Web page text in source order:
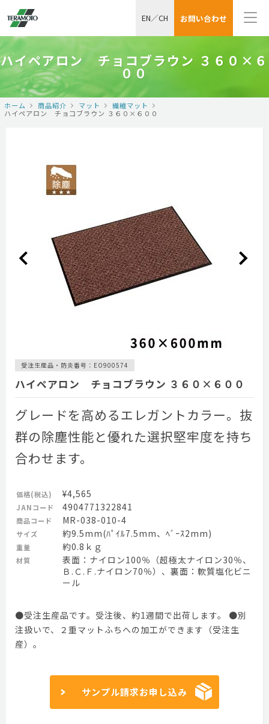
お問い合わせ
EN／CH
ハイペアロン チョコブラウン ３６０×６
００
ホーム 商品紹介 マット
繊維マット
ハイペアロン チョコブラウン ３６０×６００
受注生産品・防炎番号：EO900574
ハイペアロン チョコブラウン ３６０×６００
グレードを高めるエレガントカラー。抜
群の除塵性能と優れた選択堅牢度を持ち
合わせます。
価格(税込) ¥4,565
JANコード 4904771322841
商品コード MR-038-010-4
サイズ 約9.5mm(ﾊﾟｲﾙ7.5mm、ﾍﾞｰｽ2mm)
重量 約0.8ｋｇ
材質
表面：ナイロン100％（超極太ナイロン30％、
Ｂ.Ｃ.Ｆ.ナイロン70％）、裏面：軟質塩化ビニ
ール
●受注生産品です。受注後、約1週間で出荷します。 ●別
注扱いで、２重マットふちへの加工ができます（受注生
産）。
サンプル請求お申し込み